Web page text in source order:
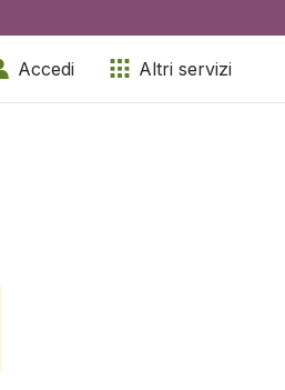
Accedi Altri servizi